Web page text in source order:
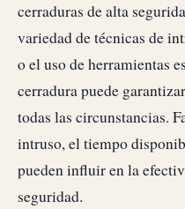
cerraduras de alta
variedad de técnicas de
o el uso de herramientas
cerradura puede
todas las circunstancias.
intruso, el tiempo
pueden influir en la
seguridad.